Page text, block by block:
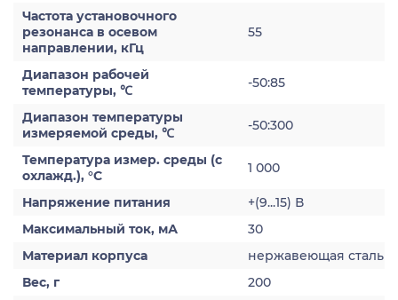
Частота установочного
резонанса в осевом
направлении, кГц
55
Диапазон рабочей
температуры, ℃
-50:85
Диапазон температуры
измеряемой среды, ℃
-50:300
Температура измер. среды (с
охлажд.), °С
1 000
Напряжение питания
+(9...15) В
Максимальный ток, мА
30
Материал корпуса
нержавеющая сталь
Вес, г
200